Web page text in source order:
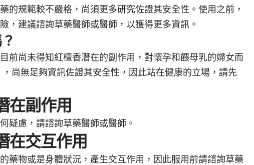
的規範較不嚴格，尚須更多研究佐證其安全性。使用之前，
，建議諮詢草藥醫師或醫師，以獲得更多資訊。
前尚未得知紅檀香潛在的副作用，對懷孕和餵母乳的婦女而
尚無足夠資訊佐證其安全性，因此站在健康的立場，請先
在副作用
疑慮，請諮詢草藥醫師或醫師。
在交互作用
藥物或是身體狀況，產生交互作用，因此服用前請諮詢草藥